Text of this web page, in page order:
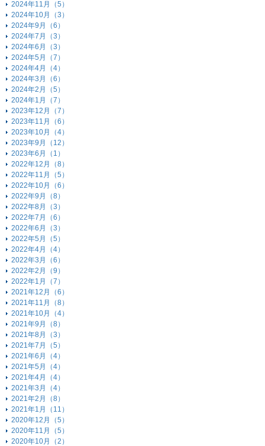
2024年11月（5）
2024年10月（3）
2024年9月（6）
2024年7月（3）
2024年6月（3）
2024年5月（7）
2024年4月（4）
2024年3月（6）
2024年2月（5）
2024年1月（7）
2023年12月（7）
2023年11月（6）
2023年10月（4）
2023年9月（12）
2023年6月（1）
2022年12月（8）
2022年11月（5）
2022年10月（6）
2022年9月（8）
2022年8月（3）
2022年7月（6）
2022年6月（3）
2022年5月（5）
2022年4月（4）
2022年3月（6）
2022年2月（9）
2022年1月（7）
2021年12月（6）
2021年11月（8）
2021年10月（4）
2021年9月（8）
2021年8月（3）
2021年7月（5）
2021年6月（4）
2021年5月（4）
2021年4月（4）
2021年3月（4）
2021年2月（8）
2021年1月（11）
2020年12月（5）
2020年11月（5）
2020年10月（2）